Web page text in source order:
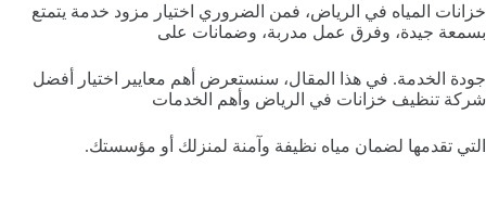
خزانات المياه في الرياض، فمن الضروري اختيار مزود خدمة يتمتع
بسمعة جيدة، وفرق عمل مدربة، وضمانات على
جودة الخدمة. في هذا المقال، سنستعرض أهم معايير اختيار أفضل
شركة تنظيف خزانات في الرياض وأهم الخدمات
التي تقدمها لضمان مياه نظيفة وآمنة لمنزلك أو مؤسستك.